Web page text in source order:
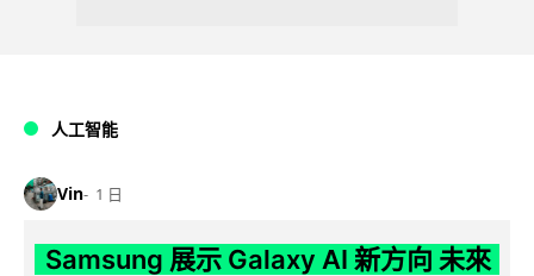
人工智能
Vin 1 日
Samsung 展示 Galaxy AI 新方向 未來